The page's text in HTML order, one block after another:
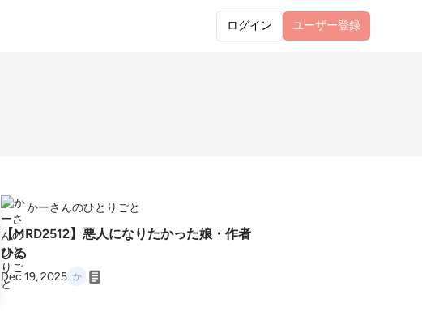
ログイン ユーザー登録
かーさんのひとりごと
【MRD2512】悪人になりたかった娘・作者
ひゐ
Dec 19, 2025